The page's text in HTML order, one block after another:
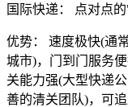
国际快递： 点对点
优势： 速度极快(通
城市)，门到门服务
关能力强(大型快递
善的清关团队)，可